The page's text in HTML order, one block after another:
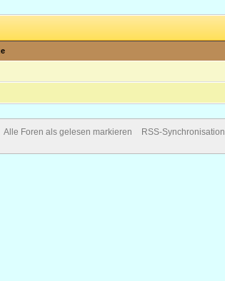
Alle Foren als gelesen markieren RSS-Synchronisation